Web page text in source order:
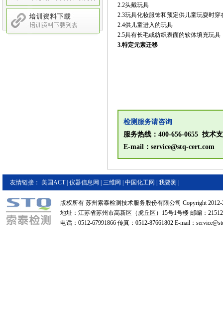
2.2头戴玩具
2.3玩具化妆服饰和预定供儿童玩耍时穿
2.4供儿童进入的玩具
2.5具有长毛或纺织表面的软体填充玩具
3.特定元素迁移
检测服务请咨询
服务热线：400-656-0655 技术
E-mail：service@stq-cert.com
友情链接： 美国ACT| 仪器信息网 三维网 中国化工网 我要测
版权所有 苏州索泰检测技术服务股份有限公司 Copyright 2012-
地址：江苏省苏州市高新区（虎丘区）15号1号楼 邮编：
电话：0512-67991866 传真：0512-87661802 E-mail：